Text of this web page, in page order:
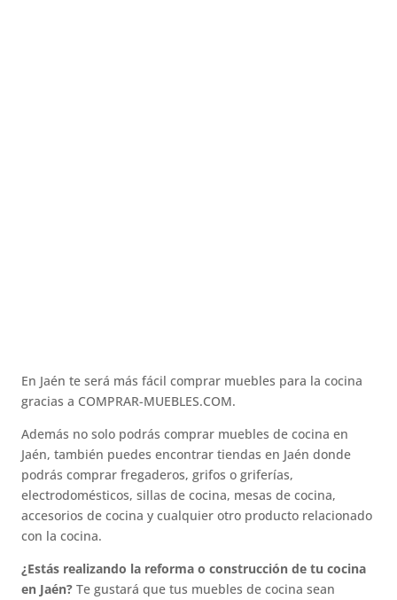
En Jaén te será más fácil comprar muebles para la cocina
gracias a COMPRAR-MUEBLES.COM.
Además no solo podrás comprar muebles de cocina en
Jaén, también puedes encontrar tiendas en Jaén donde
podrás comprar fregaderos, grifos o griferías,
electrodomésticos, sillas de cocina, mesas de cocina,
accesorios de cocina y cualquier otro producto relacionado
con la cocina.
¿Estás realizando la reforma o construcción de tu cocina
en Jaén? Te gustará que tus muebles de cocina sean